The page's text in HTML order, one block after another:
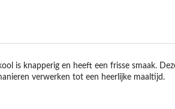
is knapperig en heeft een frisse smaak.
verwerken tot een heerlijke maaltijd.